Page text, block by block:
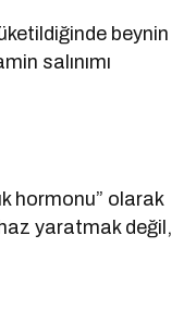
beynin
salınımı
hormonu” olarak
yaratmak değil,